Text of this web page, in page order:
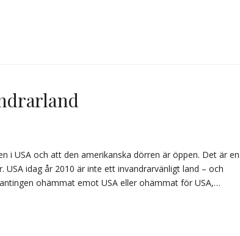
i USA och att den amerikanska dörren är öppen. Det är en
idag år 2010 är inte ett invandrarvänligt land – och
ohämmat emot USA eller ohämmat för USA,…